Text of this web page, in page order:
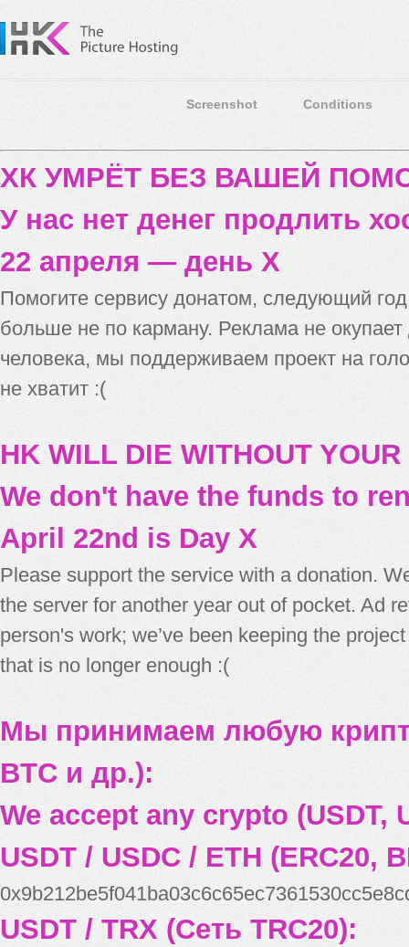
Screenshot Conditions
ХК УМРЁТ БЕЗ ВАШЕЙ
У нас нет денег продлить
22 апреля — день X
Помогите сервису донатом, следующий
больше не по карману. Реклама не
человека, мы поддерживаем проект на
не хватит :(
HK WILL DIE WITHOUT
We don't have the funds to
April 22nd is Day X
Please support the service with a donation.
the server for another year out of pocket. Ad
person's work; we’ve been keeping the
that is no longer enough :(
Мы принимаем любую
BTC и др.):
We accept any crypto (USDT,
USDT / USDC / ETH (ERC20,
USDT / TRX (Сеть TRC20):